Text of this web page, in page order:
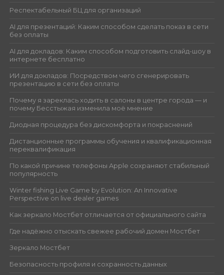
Респектабельный БЦ для организаций
AI для презентаций: Каким способом сделать показ в сети
без оплаты
AI для докладов: Каким способом подготовить слайд-шоу в
интернете бесплатно
ИИ для докладов: Посредством чего сгенерировать
презентацию в сети без оплаты
Почему я зареклась ходить в салоны в центре города — и
почему Бесстыжая изменила моё мнение
Диодная процедура без дискомфорта и покраснений
Дистанционные программы обучения и квалификационная
переквалификация
По какой причине телефоны Apple сохраняют стабильный
популярность
Winter fishing Live Game by Evolution: An Innovative
Perspective on live dealer games
Как зеркало Мостбет отличается от официального сайта
Где надёжно отыскать свежее рабочий домен Мостбет
Зеркало Мостбет
Безопасность профиля и сохранность данных